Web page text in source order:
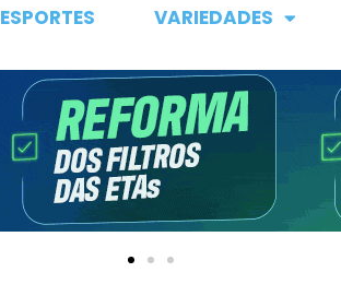
ESPORTES VARIEDADES